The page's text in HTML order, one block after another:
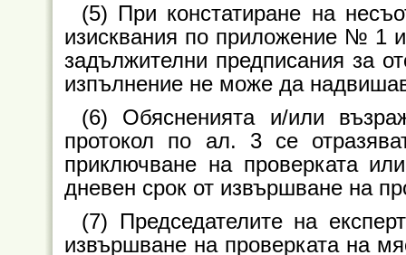
(5) При констатиране на
изисквания по приложение № 1
задължителни предписания за
изпълнение не може да
(6) Обясненията и/или
протокол по ал. 3 се
приключване на проверката
дневен срок от извършване на
(7) Председателите на
извършване на проверката на